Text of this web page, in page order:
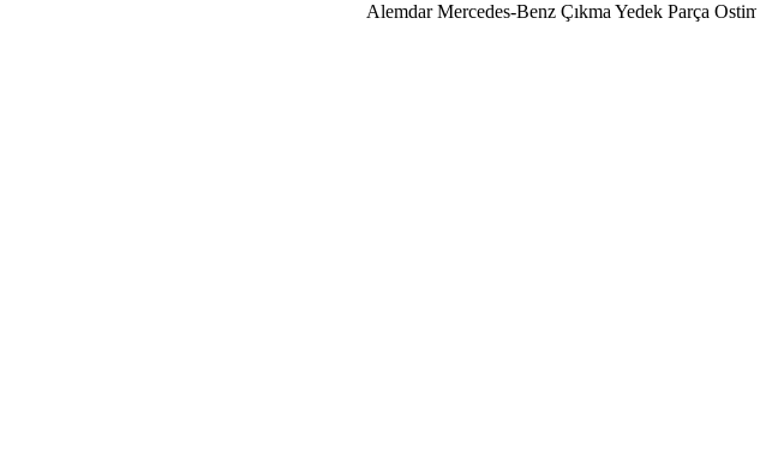
Alemdar Mercedes-Benz Çıkma Yedek Parça Ostim